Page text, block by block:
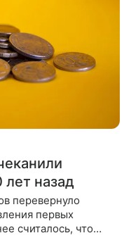
назад
перевернуло
первых
считалось, что